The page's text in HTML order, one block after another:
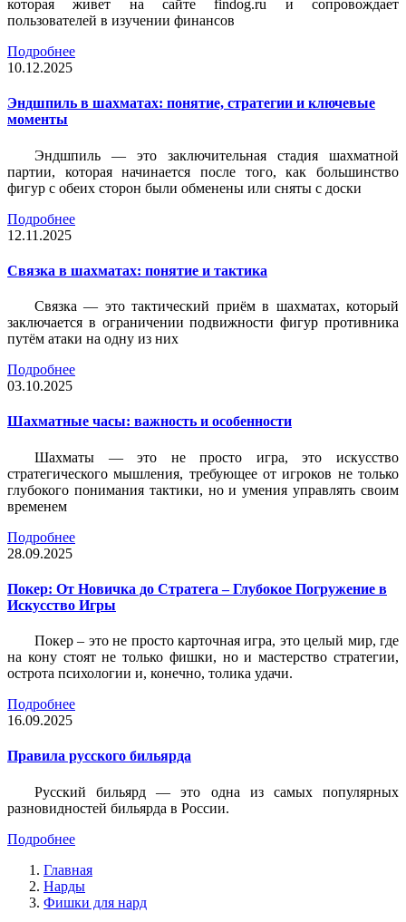
которая живет на сайте findog.ru и сопровождает
пользователей в изучении финансов
Подробнее
10.12.2025
Эндшпиль в шахматах: понятие, стратегии и ключевые
моменты
Эндшпиль — это заключительная стадия шахматной
партии, которая начинается после того, как большинство
фигур с обеих сторон были обменены или сняты с доски
Подробнее
12.11.2025
Связка в шахматах: понятие и тактика
Связка — это тактический приём в шахматах, который
заключается в ограничении подвижности фигур противника
путём атаки на одну из них
Подробнее
03.10.2025
Шахматные часы: важность и особенности
Шахматы — это не просто игра, это искусство
стратегического мышления, требующее от игроков не только
глубокого понимания тактики, но и умения управлять своим
временем
Подробнее
28.09.2025
Покер: От Новичка до Стратега – Глубокое Погружение в
Искусство Игры
Покер – это не просто карточная игра, это целый мир, где
на кону стоят не только фишки, но и мастерство стратегии,
острота психологии и, конечно, толика удачи.
Подробнее
16.09.2025
Правила русского бильярда
Русский бильярд — это одна из самых популярных
разновидностей бильярда в России.
Подробнее
Главная
Нарды
Фишки для нард